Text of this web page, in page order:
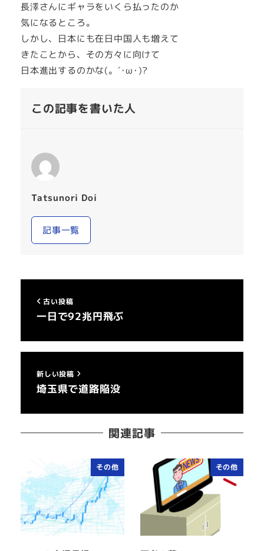
長澤さんにギャラをいくら払ったのか
気になるところ。
しかし、日本にも在日中国人も増えて
きたことから、その方々に向けて
日本進出するのかな(。´･ω･)?
この記事を書いた人
Tatsunori Doi
記事一覧
古い投稿
一日で92兆円飛ぶ
新しい投稿
埼玉県で道路陥没
関連記事
その他 その他